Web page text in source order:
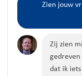
Zien jouw
Zij zien
gedreven
dat ik